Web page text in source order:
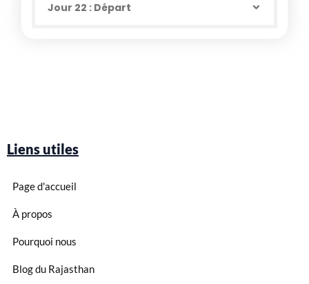
Jour 22 : Départ
Liens utiles
Page d'accueil
À propos
Pourquoi nous
Blog du Rajasthan